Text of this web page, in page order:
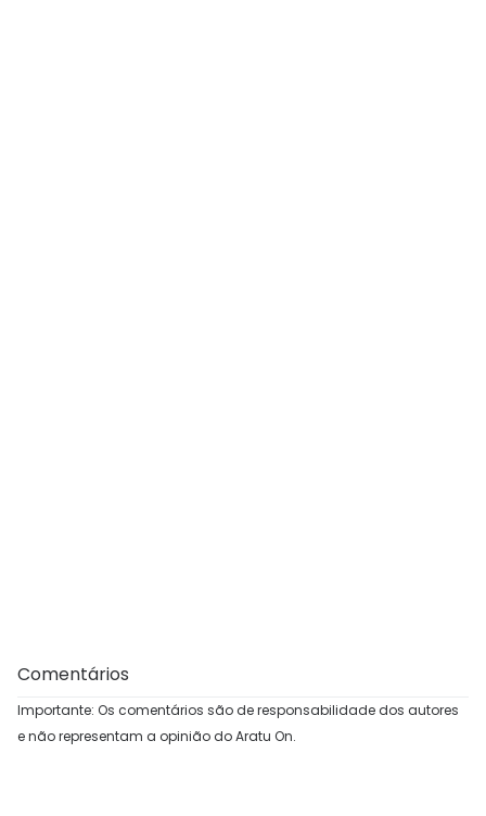
Comentários
Importante: Os comentários são de responsabilidade dos autores
e não representam a opinião do Aratu On.